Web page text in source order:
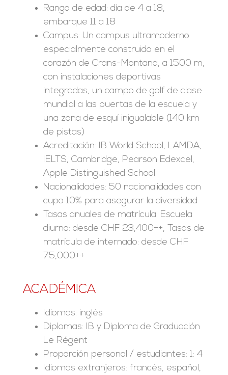
Rango de edad: día de 4 a 18,
embarque 11 a 18
Campus: Un campus ultramoderno
especialmente construido en el
corazón de Crans-Montana, a 1500 m,
con instalaciones deportivas
integradas, un campo de golf de clase
mundial a las puertas de la escuela y
una zona de esquí inigualable (140 km
de pistas)
Acreditación: IB World School, LAMDA,
IELTS, Cambridge, Pearson Edexcel,
Apple Distinguished School
Nacionalidades: 50 nacionalidades con
cupo 10% para asegurar la diversidad
Tasas anuales de matrícula: Escuela
diurna: desde CHF 23,400++, Tasas de
matrícula de internado: desde CHF
75,000++
ACADÉMICA
Idiomas: inglés
Diplomas: IB y Diploma de Graduación
Le Régent
Proporción personal / estudiantes: 1: 4
Idiomas extranjeros: francés, español,